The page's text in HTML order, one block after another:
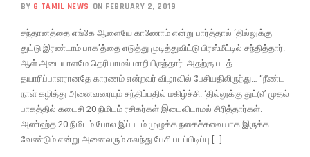
BY G TAMIL NEWS ON FEBRUARY 2, 2019
சந்தானத்தை எங்கே ஆளையே காணோம் என்று பார்த்தால் ‘தில்லுக்கு
துட்டு இரண்டாம் பாக’த்தை எடுத்து முடித்துவிட்டு பிரஸ்மீட்டில் சந்தித்தார்.
ஆள் அடையாளமே தெரியாமல் மாறியிருந்தார். அதற்கு படத்
தயாரிப்பாளரானதே காரணம் என்றவர் விழாவில் பேசியதிலிருந்து… “நீண்ட
நாள் கழித்து அனைவரையும் சந்திப்பதில் மகிழ்ச்சி. ‘தில்லுக்கு துட்டு’ முதல்
பாகத்தில் கடைசி 20 நிமிடம் ரசிகர்கள் இடைவிடாமல் சிரித்தார்கள்.
அண்ஹ்த 20 நிமிடம் போல இப்படம் முழுக்க நகைச்சுவையாக இருக்க
வேண்டும் என்று அனைவரும் கலந்து பேசி படப்பிடிப்பு […]